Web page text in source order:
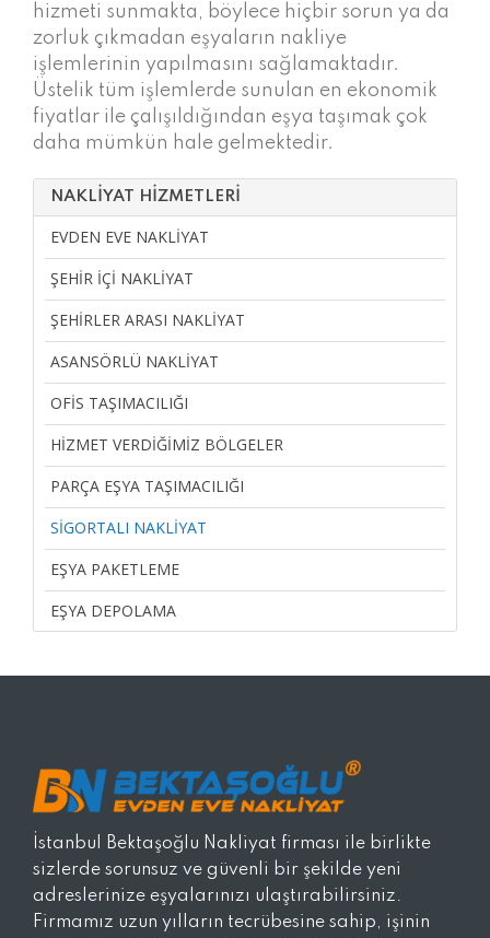
hizmeti sunmakta, böylece hiçbir sorun ya da
zorluk çıkmadan eşyaların nakliye
işlemlerinin yapılmasını sağlamaktadır.
Üstelik tüm işlemlerde sunulan en ekonomik
fiyatlar ile çalışıldığından eşya taşımak çok
daha mümkün hale gelmektedir.
NAKLİYAT HİZMETLERİ
EVDEN EVE NAKLIYAT
ŞEHIR İÇI NAKLIYAT
ŞEHIRLER ARASI NAKLIYAT
ASANSÖRLÜ NAKLIYAT
OFIS TAŞIMACILIĞI
HIZMET VERDIĞIMIZ BÖLGELER
PARÇA EŞYA TAŞIMACILIĞI
SIGORTALI NAKLIYAT
EŞYA PAKETLEME
EŞYA DEPOLAMA
İstanbul Bektaşoğlu Nakliyat firması ile birlikte
sizlerde sorunsuz ve güvenli bir şekilde yeni
adreslerinize eşyalarınızı ulaştırabilirsiniz.
Firmamız uzun yılların tecrübesine sahip, işinin